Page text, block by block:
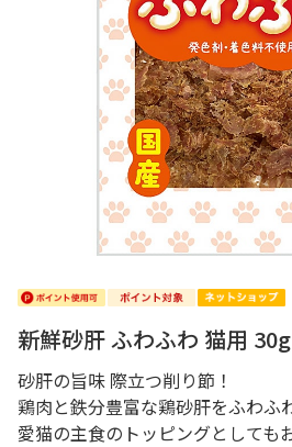
新鮮砂肝 ふわふわ 猫用 30g
砂肝の旨味 際立つ削り節！
鶏肉と鉄分豊富な鶏砂肝をふわふ
愛猫の主食のトッピングとしても